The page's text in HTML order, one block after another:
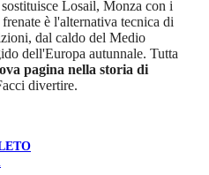
Losail, Monza con i
è l'alternativa tecnica di
dal caldo del Medio
dell'Europa autunnale. Tutta
pagina nella storia di
divertire.